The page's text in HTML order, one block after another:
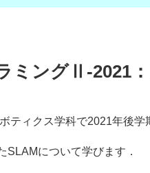
ミングⅡ-2021
ティクス学科で2021年後
SLAMについて学びます．